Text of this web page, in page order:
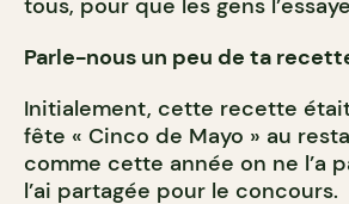
tous, pour que les gens
Parle-nous un peu de ta
Initialement, cette recette
fête « Cinco de Mayo » au
comme cette année on ne l’a
l’ai partagée pour le concours.